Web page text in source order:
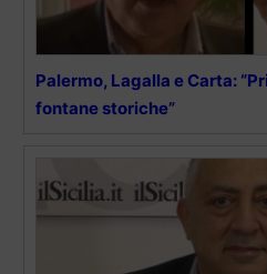
Palermo, Lagalla e Carta:
fontane storiche”